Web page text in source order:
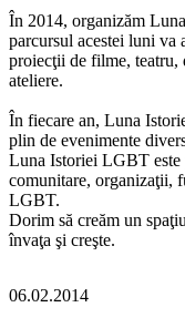
În 2014, organizăm
parcursul acestei luni va
proiecţii de filme, teatru,
ateliere.
În fiecare an, Luna
plin de evenimente
Luna Istoriei LGBT este
comunitare, organizaţii,
LGBT.
Dorim să creăm un
învaţa şi creşte.
06.02.2014